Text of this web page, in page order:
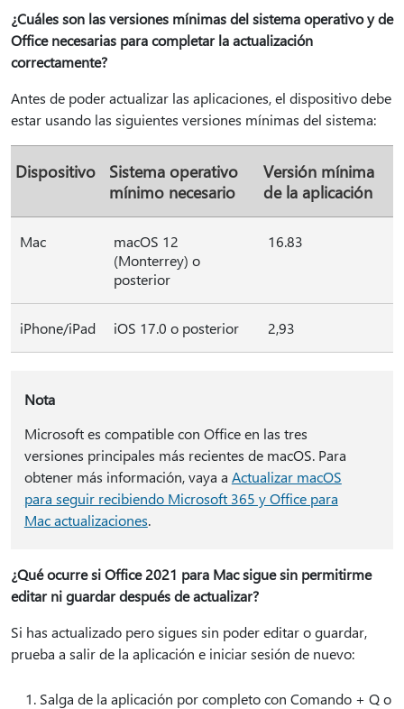
¿Cuáles son las versiones mínimas del sistema operativo y de
Office necesarias para completar la actualización
correctamente?
Antes de poder actualizar las aplicaciones, el dispositivo debe
estar usando las siguientes versiones mínimas del sistema:
Dispositivo
Sistema operativo
mínimo necesario
Versión mínima
de la aplicación
Mac
macOS 12
(Monterrey) o
posterior
16.83
iPhone/iPad iOS 17.0 o posterior 2,93
Nota
Microsoft es compatible con Office en las tres
versiones principales más recientes de macOS. Para
obtener más información, vaya a Actualizar macOS
para seguir recibiendo Microsoft 365 y Office para
Mac actualizaciones.
¿Qué ocurre si Office 2021 para Mac sigue sin permitirme
editar ni guardar después de actualizar?
Si has actualizado pero sigues sin poder editar o guardar,
prueba a salir de la aplicación e iniciar sesión de nuevo:
Salga de la aplicación por completo con Comando + Q o